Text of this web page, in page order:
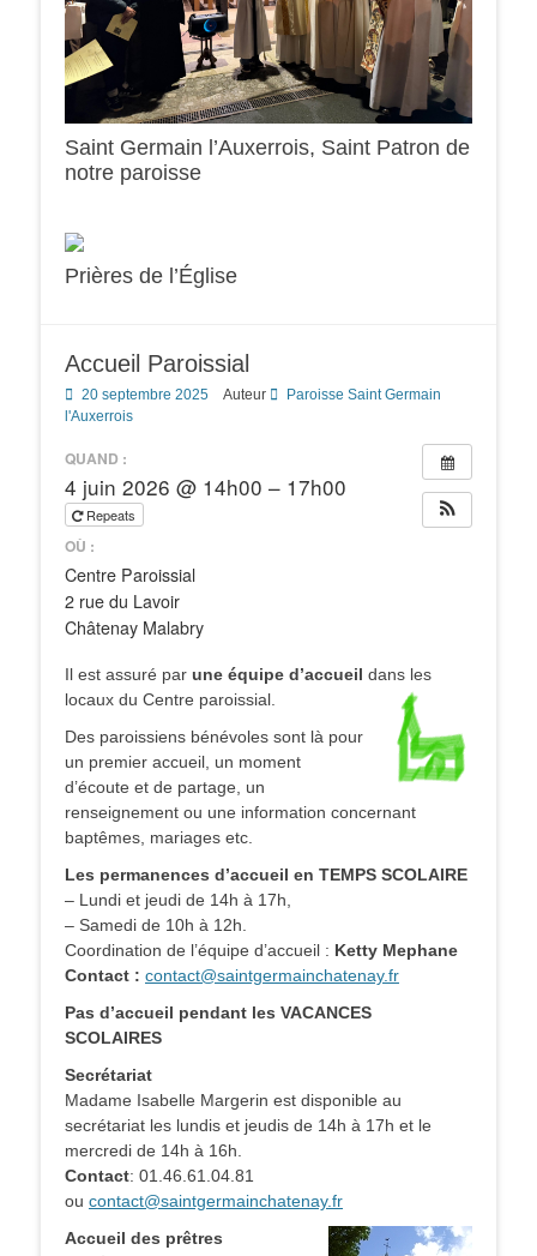
Saint Germain l’Auxerrois, Saint Patron de
notre paroisse
Prières de l’Église
Accueil Paroissial
Posted
on
20 septembre 2025 Auteur
Paroisse Saint Germain
l'Auxerrois
QUAND :
4 juin 2026 @ 14h00 – 17h00
Repeats
OÙ :
Centre Paroissial
2 rue du Lavoir
Châtenay Malabry
Il est assuré par une équipe d’accueil dans les
locaux du Centre paroissial.
Des paroissiens bénévoles sont là pour
un premier accueil, un moment
d’écoute et de partage, un
renseignement ou une information concernant
baptêmes, mariages etc.
Les permanences d’accueil en TEMPS SCOLAIRE
– Lundi et jeudi de 14h à 17h,
– Samedi de 10h à 12h.
Coordination de l’équipe d’accueil : Ketty Mephane
Contact : contact@saintgermainchatenay.fr
Pas d’accueil pendant les VACANCES
SCOLAIRES
Secrétariat
Madame Isabelle Margerin est disponible au
secrétariat les lundis et jeudis de 14h à 17h et le
mercredi de 14h à 16h.
Contact: 01.46.61.04.81
ou contact@saintgermainchatenay.fr
Accueil des prêtres